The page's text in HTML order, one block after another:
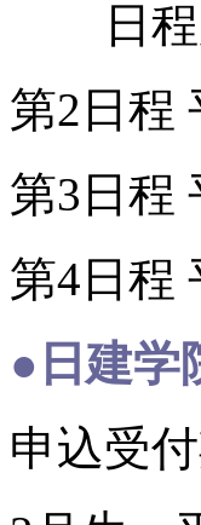
日程
第2日程
第3日程
第4日程
●日建学
申込受